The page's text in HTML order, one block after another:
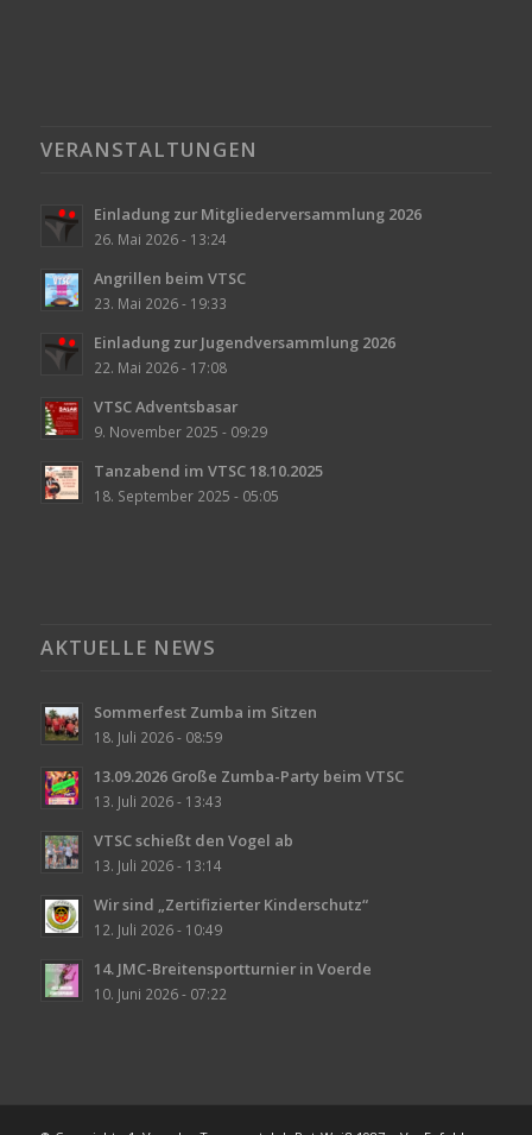
VERANSTALTUNGEN
Einladung zur Mitgliederversammlung 2026
26. Mai 2026 - 13:24
Angrillen beim VTSC
23. Mai 2026 - 19:33
Einladung zur Jugendversammlung 2026
22. Mai 2026 - 17:08
VTSC Adventsbasar
9. November 2025 - 09:29
Tanzabend im VTSC 18.10.2025
18. September 2025 - 05:05
AKTUELLE NEWS
Sommerfest Zumba im Sitzen
18. Juli 2026 - 08:59
13.09.2026 Große Zumba-Party beim VTSC
13. Juli 2026 - 13:43
VTSC schießt den Vogel ab
13. Juli 2026 - 13:14
Wir sind „Zertifizierter Kinderschutz“
12. Juli 2026 - 10:49
14. JMC-Breitensportturnier in Voerde
10. Juni 2026 - 07:22